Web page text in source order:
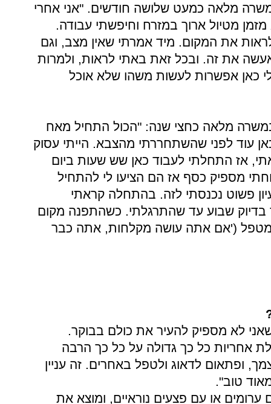
במשרה מלאה כמעט שלושה חודשים. "אני אחרי
מטיול ארוך במזרח וחיפשתי עבודה.
את המקום. מיד אמרתי שאין מצב, וגם
את זה. ובכל זאת באתי לראות, ולמרות
כאן אפשרות לעשות משהו שלא אוכל
במשרה מלאה כחצי שנה: "הכול התחיל מאח
עוד לפני שהשתחררתי מהצבא. הייתי עסוק
אז התחלתי לעבוד כאן שש שעות ביום
מספיק כסף אז הם הציעו לי להתחיל
פשוט נכנסתי לזה. בהתחלה קראתי
שבוע עד שהתרגלתי. כשהתפנה מקום
מטפל ('אם אתה עושה מקלחות, אתה כבר
לא מספיק להעיר את כולם בבוקר.
אחריות כל כך גדולה על כל כך הרבה
ופתאום לדאוג ולטפל באחרים. זה עניין
טוב".
או עם פצעים נוראיים, ומוצא את